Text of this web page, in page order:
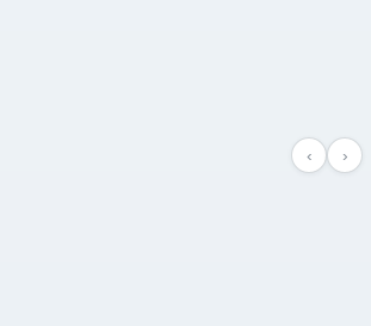
‹ ›